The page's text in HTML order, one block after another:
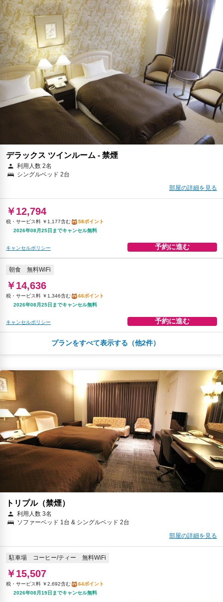
2026年08月19日までキャンセル無料
キャンセルポリシー 予約に進む
朝食 駐車場 無料WiFi
￥16,497
税・サービス料 ￥2,863含む
68ポイント
2026年08月19日までキャンセル無料
キャンセルポリシー 予約に進む
デラックス ツインルーム - 禁煙
利用人数 2名
シングルベッド 2台
部屋の詳細を見る
￥12,794
税・サービス料 ￥1,177含む
58ポイント
2026年08月25日までキャンセル無料
キャンセルポリシー 予約に進む
朝食 無料WiFi
￥14,636
税・サービス料 ￥1,346含む
66ポイント
2026年08月25日までキャンセル無料
キャンセルポリシー 予約に進む
コーヒー/ティー 無料WiFi
税・サービス料 ￥2,692含む
64ポイント
2026年08月19日までキャンセル無料
キャンセルポリシー 予約に進む
朝食 駐車場 コーヒー/ティー 無料WiFi
￥17,737
税・サービス料 ￥3,078含む
73ポイント
2026年08月19日までキャンセル無料
キャンセルポリシー 予約に進む
プランをすべて表示する（他2件）
トリプル（禁煙）
利用人数 3名
ソファーベッド 1台 & シングルベッド 2台
部屋の詳細を見る
駐車場 コーヒー/ティー 無料WiFi
￥15,507
税・サービス料 ￥2,692含む
64ポイント
2026年08月19日までキャンセル無料